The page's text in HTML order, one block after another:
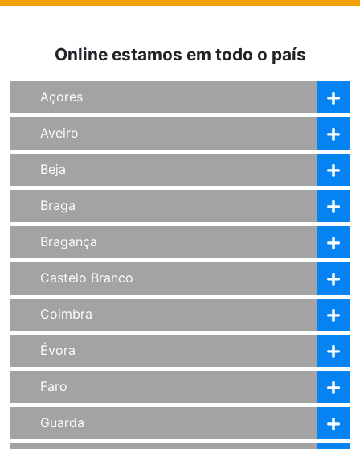
Online estamos em todo o país
Açores
Aveiro
Beja
Braga
Bragança
Castelo Branco
Coimbra
Évora
Faro
Guarda